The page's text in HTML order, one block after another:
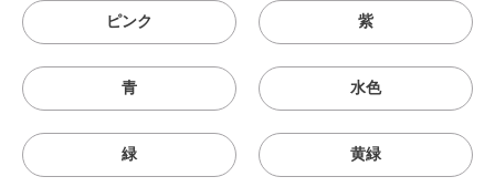
ピンク 紫
青 水色
緑 黄緑